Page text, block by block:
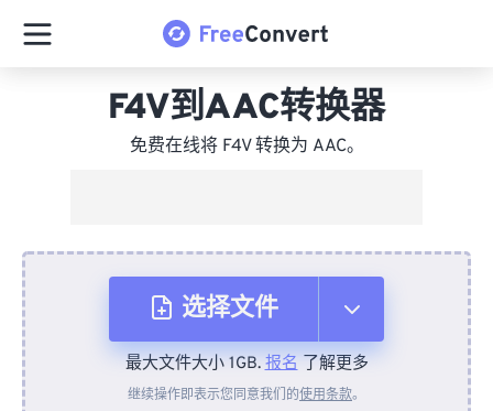
F4V到AAC转换器
免费在线将 F4V 转换为 AAC。
选择文件
从设备
最大文件大小 1GB.报名了解更多
继续操作即表示您同意我们的使用条款。